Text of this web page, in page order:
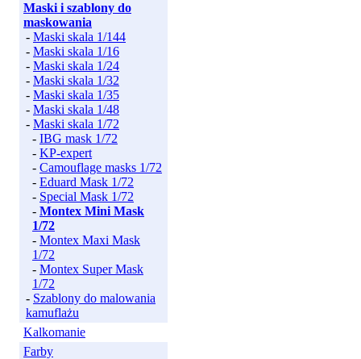
Maski i szablony do
maskowania
- Maski skala 1/144
- Maski skala 1/16
- Maski skala 1/24
- Maski skala 1/32
- Maski skala 1/35
- Maski skala 1/48
- Maski skala 1/72
- IBG mask 1/72
- KP-expert
- Camouflage masks 1/72
- Eduard Mask 1/72
- Special Mask 1/72
- Montex Mini Mask
1/72
- Montex Maxi Mask
1/72
- Montex Super Mask
1/72
- Szablony do malowania
kamuflażu
Kalkomanie
Farby